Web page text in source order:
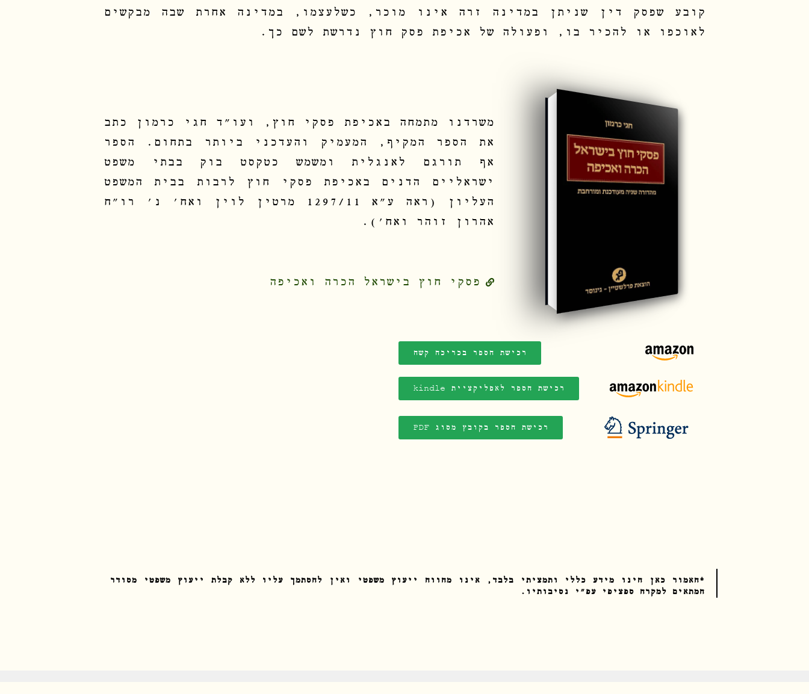
קובע שפסק דין שניתן במדינה זרה אינו מוכר, כשלעצמו, במדינה אחרת שבה מבקשים
לאוכפו או להכיר בו, ופעולה של אכיפת פסק חוץ נדרשת לשם כך.
משרדנו מתמחה באכיפת פסקי חוץ, ועו"ד חגי כרמון כתב
את הספר המקיף, המעמיק והעדכני ביותר בתחום. הספר
אף תורגם לאנגלית ומשמש כטקסט בוק בבתי משפט
ישראליים הדנים באכיפת פסקי חוץ לרבות בבית המשפט
העליון (ראה ע"א 1297/11 מרטין לוין ואח' נ' רו"ח
אהרון זוהר ואח').
פסקי חוץ בישראל הכרה ואכיפה
רכישת הספר בכריכה קשה
רכישת הספר לאפליקציית kindle
רכישת הספר בקובץ מסוג PDF
*האמור כאן הינו מידע כללי ותמציתי בלבד, אינו מהווה ייעוץ משפטי ואין להסתמך עליו ללא קבלת ייעוץ משפטי מסודר
המתאים למקרה ספציפי עפ"י נסיבותיו.